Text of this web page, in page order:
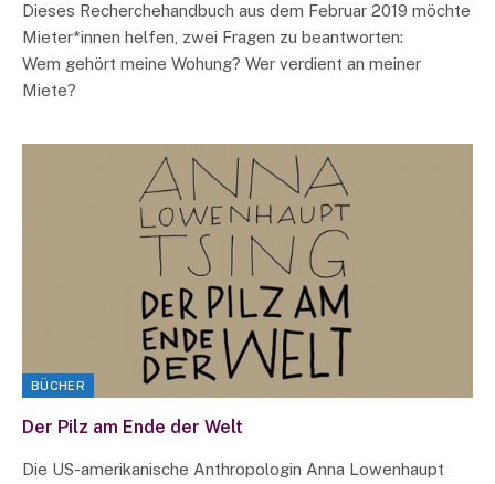
Dieses Recherchehandbuch aus dem Februar 2019 möchte
Mieter*innen helfen, zwei Fragen zu beantworten:
Wem gehört meine Wohung? Wer verdient an meiner
Miete?
BÜCHER
Der Pilz am Ende der Welt
Die US-amerikanische Anthropologin Anna Lowenhaupt